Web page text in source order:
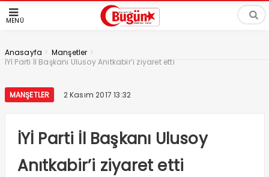
MENÜ
Anasayfa > Manşetler >
İYİ Parti İl Başkanı Ulusoy Anıtkabir’i ziyaret etti
MANŞETLER 2 Kasım 2017 13:32
İYİ Parti İl Başkanı Ulusoy
Anıtkabir’i ziyaret etti